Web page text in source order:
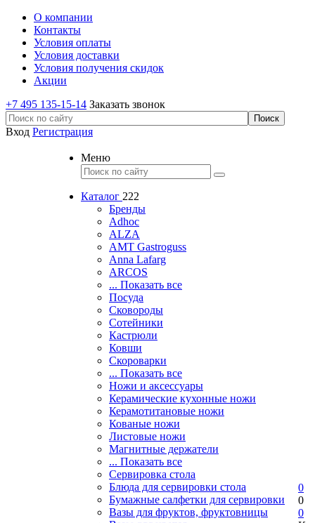
О компании
Контакты
Условия оплаты
Условия доставки
Условия получения скидок
Акции
+7 495 135-15-14 Заказать звонок
Вход Регистрация
Меню
Каталог 222
Бренды
Adhoc
ALZA
AMT Gastroguss
Anna Lafarg
ARCOS
... Показать все
Посуда
Сковороды
Сотейники
Кастрюли
Ковши
Скороварки
... Показать все
Ножи и аксессуары
Керамические кухонные ножи
Керамотитановые ножи
Кованые ножи
Листовые ножи
Магнитные держатели
... Показать все
Сервировка стола
Блюда для сервировки стола
Бумажные салфетки для сервировки
Вазы для фруктов, фруктовницы
0
0
0